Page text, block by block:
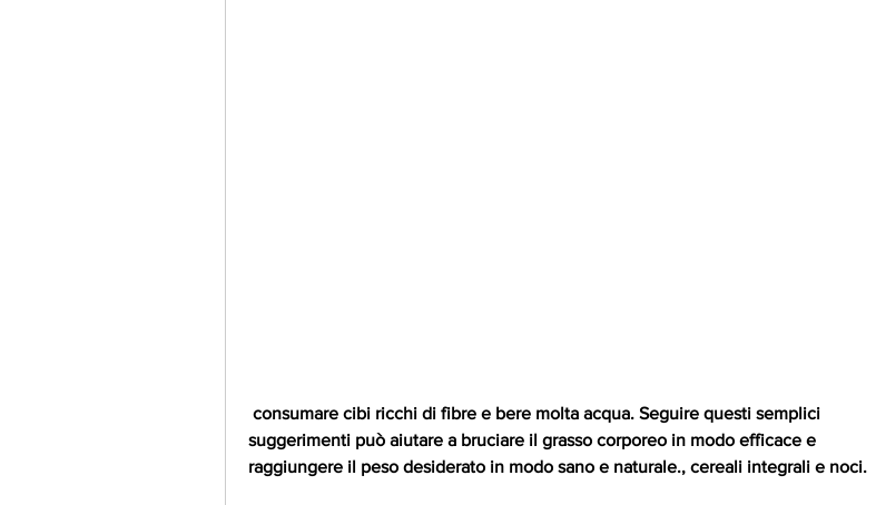
suggerimenti può aiutare a bruciare il grasso corporeo in modo efficace e
raggiungere il peso desiderato in modo sano e naturale., cereali integrali e noci.